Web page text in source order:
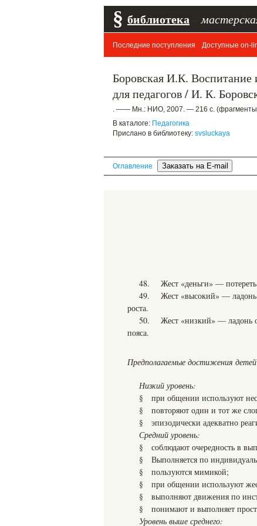
§ библиотека
Последние поступления Доступные on-
Боровская И.К. Воспитание
для педагогов / И. К.
. —— Мн.: НИО, 2007. — 216 с.
В каталоге: Педагогика
Прислано в библиотеку: svsluckaya
Оглавление
48. Жест «деньги» — потереть
49. Жест «высокий» — ладонь
роста.
50. Жест «низкий» — ладонь
пояса.
Предполагаемые достижения
Низкий уровень:
§ при общении используют
§ повторяют один и тот же
§ эпизодически адекватно
Средний уровень:
§ соблюдают очередность в
§ Выполняется по
§ пользуются мимикой;
§ при общении используют
§ выполняют движения по
§ понимают и выполняет
Уровень выше среднего: